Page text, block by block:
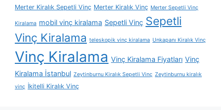
Merter Kiralık Sepetli Vinç Merter Kiralık Vinç Merter Sepetli Vinç
Kiralama mobil vinç kiralama Sepetli Vinç Sepetli
Vinç Kiralama teleskopik vinç kiralama Unkapanı Kiralık Vinç
Vinç Kiralama Vinç Kiralama Fiyatları Vinç
Kiralama İstanbul Zeytinburnu Kiralık Sepetli Vinç Zeytinburnu kiralık
vinç İkitelli Kiralık Vinç